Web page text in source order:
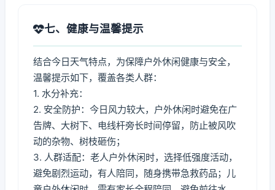
七、健康与温馨提示
结合今日天气特点，为保障户外休闲健康与安全，
温馨提示如下，覆盖各类人群：
1. 水分补充：
2. 安全防护：今日风力较大，户外休闲时避免在广
告牌、大树下、电线杆旁长时间停留，防止被风吹
动的杂物、树枝砸伤；
3. 人群适配：老人户外休闲时，选择低强度活动，
避免剧烈运动，有人陪同，随身携带急救药品；儿